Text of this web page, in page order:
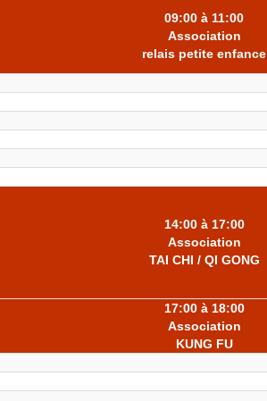
09:00 à 11:00
Association
relais petite enfance
14:00 à 17:00
Association
TAI CHI / QI GONG
17:00 à 18:00
Association
KUNG FU